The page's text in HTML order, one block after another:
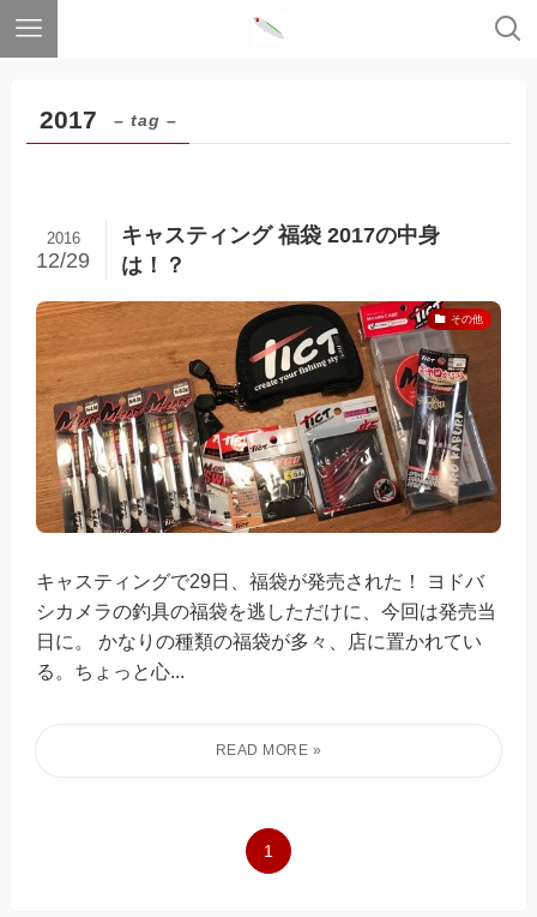
2017 – tag –
キャスティング 福袋 2017の中身
は！？
2016
12/29
その他
キャスティングで29日、福袋が発売された！ ヨドバ
シカメラの釣具の福袋を逃しただけに、今回は発売当
日に。 かなりの種類の福袋が多々、店に置かれてい
る。ちょっと心...
1